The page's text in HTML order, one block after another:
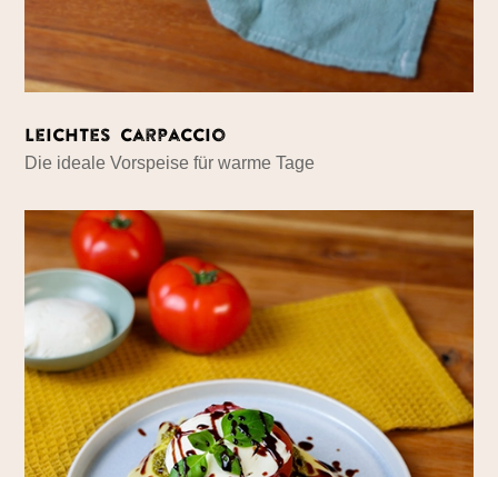
Leichtes Carpaccio
Die ideale Vorspeise für warme Tage